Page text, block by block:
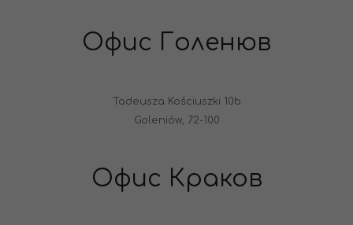
Офис Голенюв
Tadeusza Kościuszki 10b
Goleniów, 72-100
Офис Краков